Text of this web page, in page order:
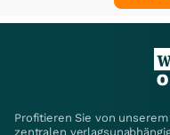
Profitieren Sie von
zentralen